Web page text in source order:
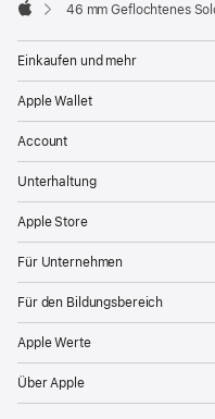
46 mm Geflochtenes
Einkaufen und mehr
Apple Wallet
Account
Unterhaltung
Apple Store
Für Unternehmen
Für den Bildungsbereich
Apple Werte
Über Apple